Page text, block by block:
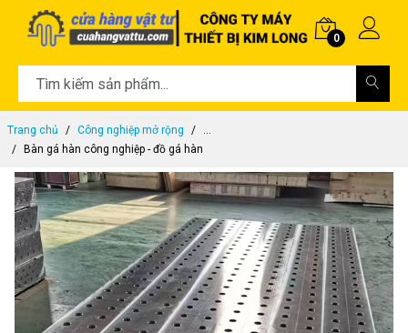
0
Trang chủ Công nghiệp mở rộng
...
Bàn gá hàn công nghiệp - đồ gá hàn